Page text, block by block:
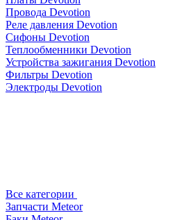
Провода Devotion
Реле давления Devotion
Сифоны Devotion
Теплообменники Devotion
Устройства зажигания Devotion
Фильтры Devotion
Электроды Devotion
Все категории
Запчасти Meteor